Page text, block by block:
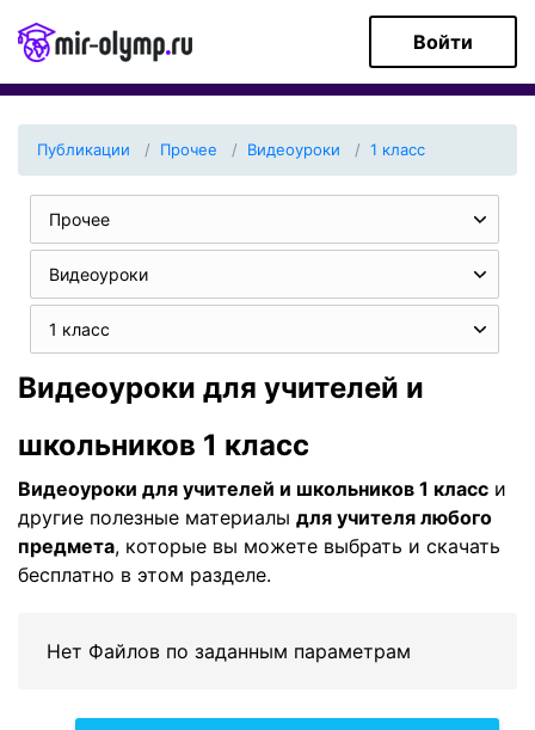
Войти
Публикации Прочее Видеоуроки 1 класс
Прочее
Видеоуроки
1 класс
Видеоуроки для учителей и
школьников 1 класс
Видеоуроки для учителей и школьников 1 класс и
другие полезные материалы для учителя любого
предмета, которые вы можете выбрать и скачать
бесплатно в этом разделе.
Нет Файлов по заданным параметрам